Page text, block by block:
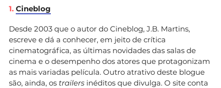
1. Cineblog
Desde 2003 que o autor do Cineblog, J.B. Martins,
escreve e dá a conhecer, em jeito de crítica
cinematográfica, as últimas novidades das salas de
cinema e o desempenho dos atores que protagonizam
as mais variadas película. Outro atrativo deste blogue
são, ainda, os trailers inéditos que divulga. O site conta